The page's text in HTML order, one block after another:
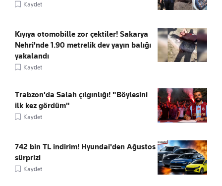
Kaydet
Kıyıya otomobille zor çektiler! Sakarya
Nehri'nde 1.90 metrelik dev yayın balığı
yakalandı
Kaydet
Trabzon'da Salah çılgınlığı! "Böylesini
ilk kez gördüm"
Kaydet
742 bin TL indirim! Hyundai'den Ağustos
sürprizi
Kaydet